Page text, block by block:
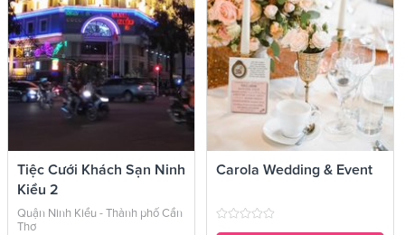
Tiệc Cưới Khách Sạn Ninh
Kiều 2
Quận Ninh Kiều - Thành phố Cần
Thơ
Carola Wedding & Event